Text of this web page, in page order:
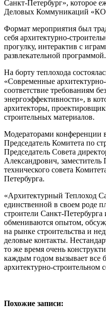
Санкт-Петербург», которое
Деловых Коммуникаций
Формат мероприятия был
себя архитектурно-
прогулку, интерактив с
развлекательной программой.
На борту теплохода
«Современные
соответствие требованиям
энергоэффективности», в
архитекторы,
строительных материалов.
Модераторами конференции
Председатель Комитета по
Председатель Совета
Александрович, заместитель
технического совета
Петербурга.
«Архитектурный Теплоход
единственной в своем роде
строители Санкт-
обмениваются опытом,
на рынке строительства и
деловые контакты.
то же время очень
каждым годом вызывает все
архитектурно-строительном
Похожие записи: